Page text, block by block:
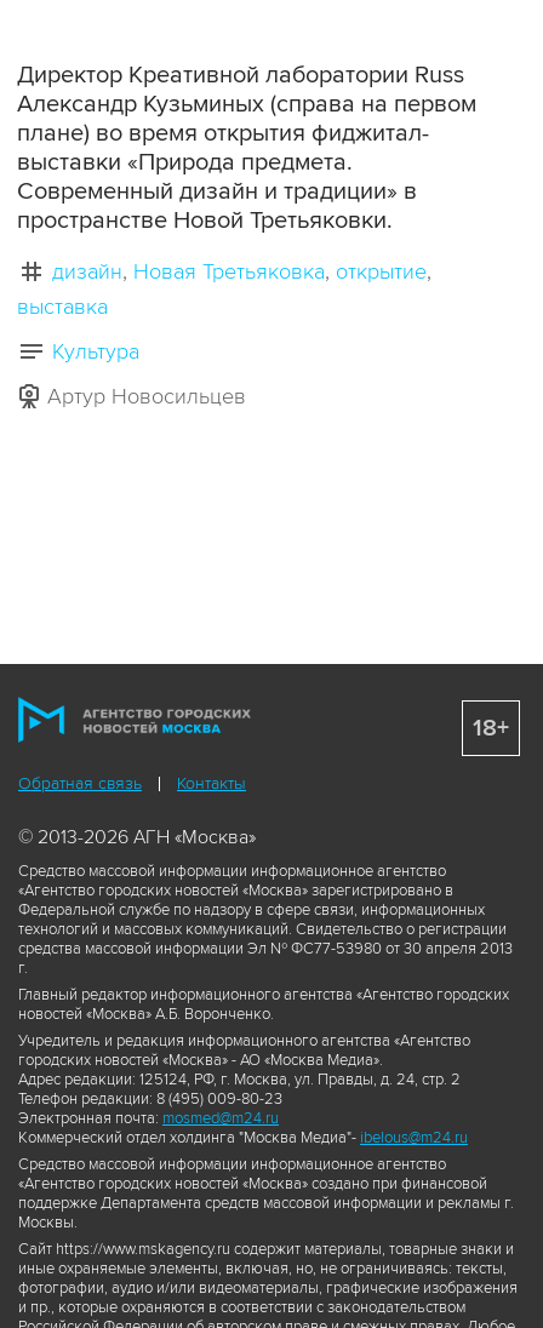
Директор Креативной лаборатории Russ
Александр Кузьминых (справа на первом
плане) во время открытия фиджитал-
выставки «Природа предмета.
Современный дизайн и традиции» в
пространстве Новой Третьяковки.
дизайн Новая Третьяковка открытие
выставка
Культура
Артур Новосильцев
Обратная связь Контакты
© 2013-2026 АГН «Москва»
Средство массовой информации информационное агентство
«Агентство городских новостей «Москва» зарегистрировано в
Федеральной службе по надзору в сфере связи, информационных
технологий и массовых коммуникаций. Свидетельство о регистрации
средства массовой информации Эл № ФС77-53980 от 30 апреля 2013
г.
Главный редактор информационного агентства «Агентство городских
новостей «Москва» А.Б. Воронченко.
Учредитель и редакция информационного агентства «Агентство
городских новостей «Москва» - АО «Москва Медиа».
Адрес редакции: 125124, РФ, г. Москва, ул. Правды, д. 24, стр. 2
Телефон редакции: 8 (495) 009-80-23
Электронная почта: mosmed@m24.ru
Коммерческий отдел холдинга "Москва Медиа"- ibelous@m24.ru
Средство массовой информации информационное агентство
«Агентство городских новостей «Москва» создано при финансовой
поддержке Департамента средств массовой информации и рекламы г.
Москвы.
Сайт https://www.mskagency.ru содержит материалы, товарные знаки и
иные охраняемые элементы, включая, но, не ограничиваясь: тексты,
фотографии, аудио и/или видеоматериалы, графические изображения
и пр., которые охраняются в соответствии с законодательством
18+